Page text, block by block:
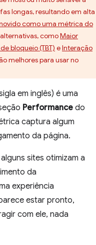
longas, resultando em alta
como uma métrica do
comoMaior
bloqueio (TBT) eInteração
melhores para usar no
em inglês) é uma
Performance do
captura algum
da página.
sites otimizam a
da
experiência
estar pronto,
com ele, nada